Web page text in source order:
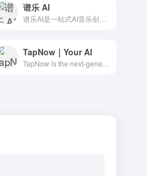
谱乐 AI
TapNow｜Your AI